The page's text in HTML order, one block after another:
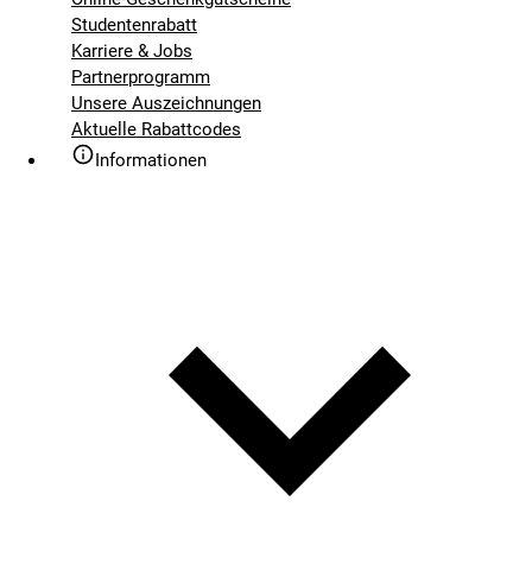
Studentenrabatt
Karriere & Jobs
Partnerprogramm
Unsere Auszeichnungen
Aktuelle Rabattcodes
Informationen